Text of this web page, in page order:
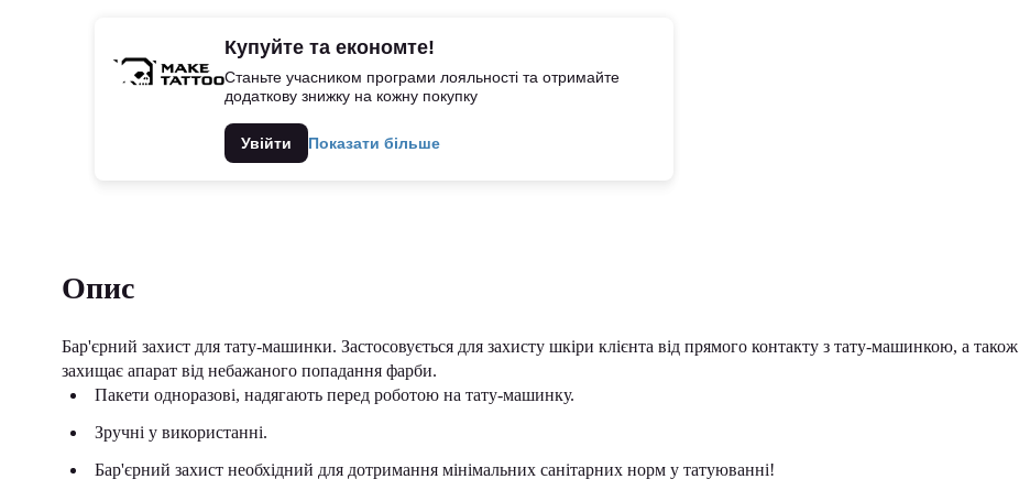
Купуйте та економте!
Станьте учасником програми лояльності та отримайте
додаткову знижку на кожну покупку
Увійти Показати більше
Опис
Бар'єрний захист для тату-машинки. Застосовується для захисту шкіри клієнта від прямого контакту з тату-машинкою, а також
захищає апарат від небажаного попадання фарби.
Пакети одноразові, надягають перед роботою на тату-машинку.
Зручні у використанні.
Бар'єрний захист необхідний для дотримання мінімальних санітарних норм у татуюванні!